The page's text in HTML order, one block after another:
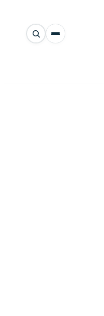
Αναζήτηση
άρθρων